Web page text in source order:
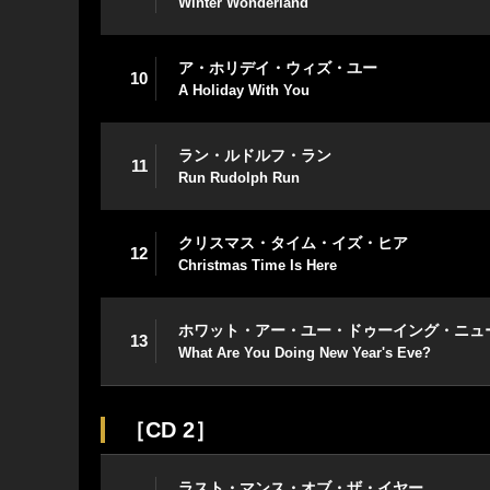
10
ア・ホリデイ・ウィズ・ユー
A Holiday With You
11
ラン・ルドルフ・ラン
Run Rudolph Run
12
クリスマス・タイム・イズ・ヒア
Christmas Time Is Here
13
ホワット・アー・ユー・ドゥーイング・ニュ
What Are You Doing New Year's Eve?
［CD 2］